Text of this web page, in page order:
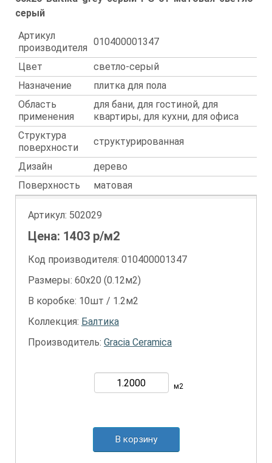
серый
Артикул
производителя
010400001347
Цвет
светло-серый
Назначение
плитка для пола
Область
применения
для бани, для гостиной, для
квартиры, для кухни, для офиса
Структура
поверхности
структурированная
Дизайн
дерево
Поверхность
матовая
Артикул: 502029
Цена: 1403 р/м2
Код производителя: 010400001347
Размеры: 60х20 (0.12м2)
В коробке: 10шт / 1.2м2
Коллекция: Балтика
Производитель: Gracia Ceramica
м2
В корзину